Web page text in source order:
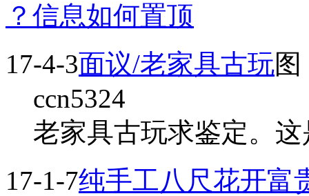
？信息如何置顶
17-4-3面议/老家具古玩图
ccn5324
老家具古玩求鉴定。
17-1-7纯手工八尺花开富